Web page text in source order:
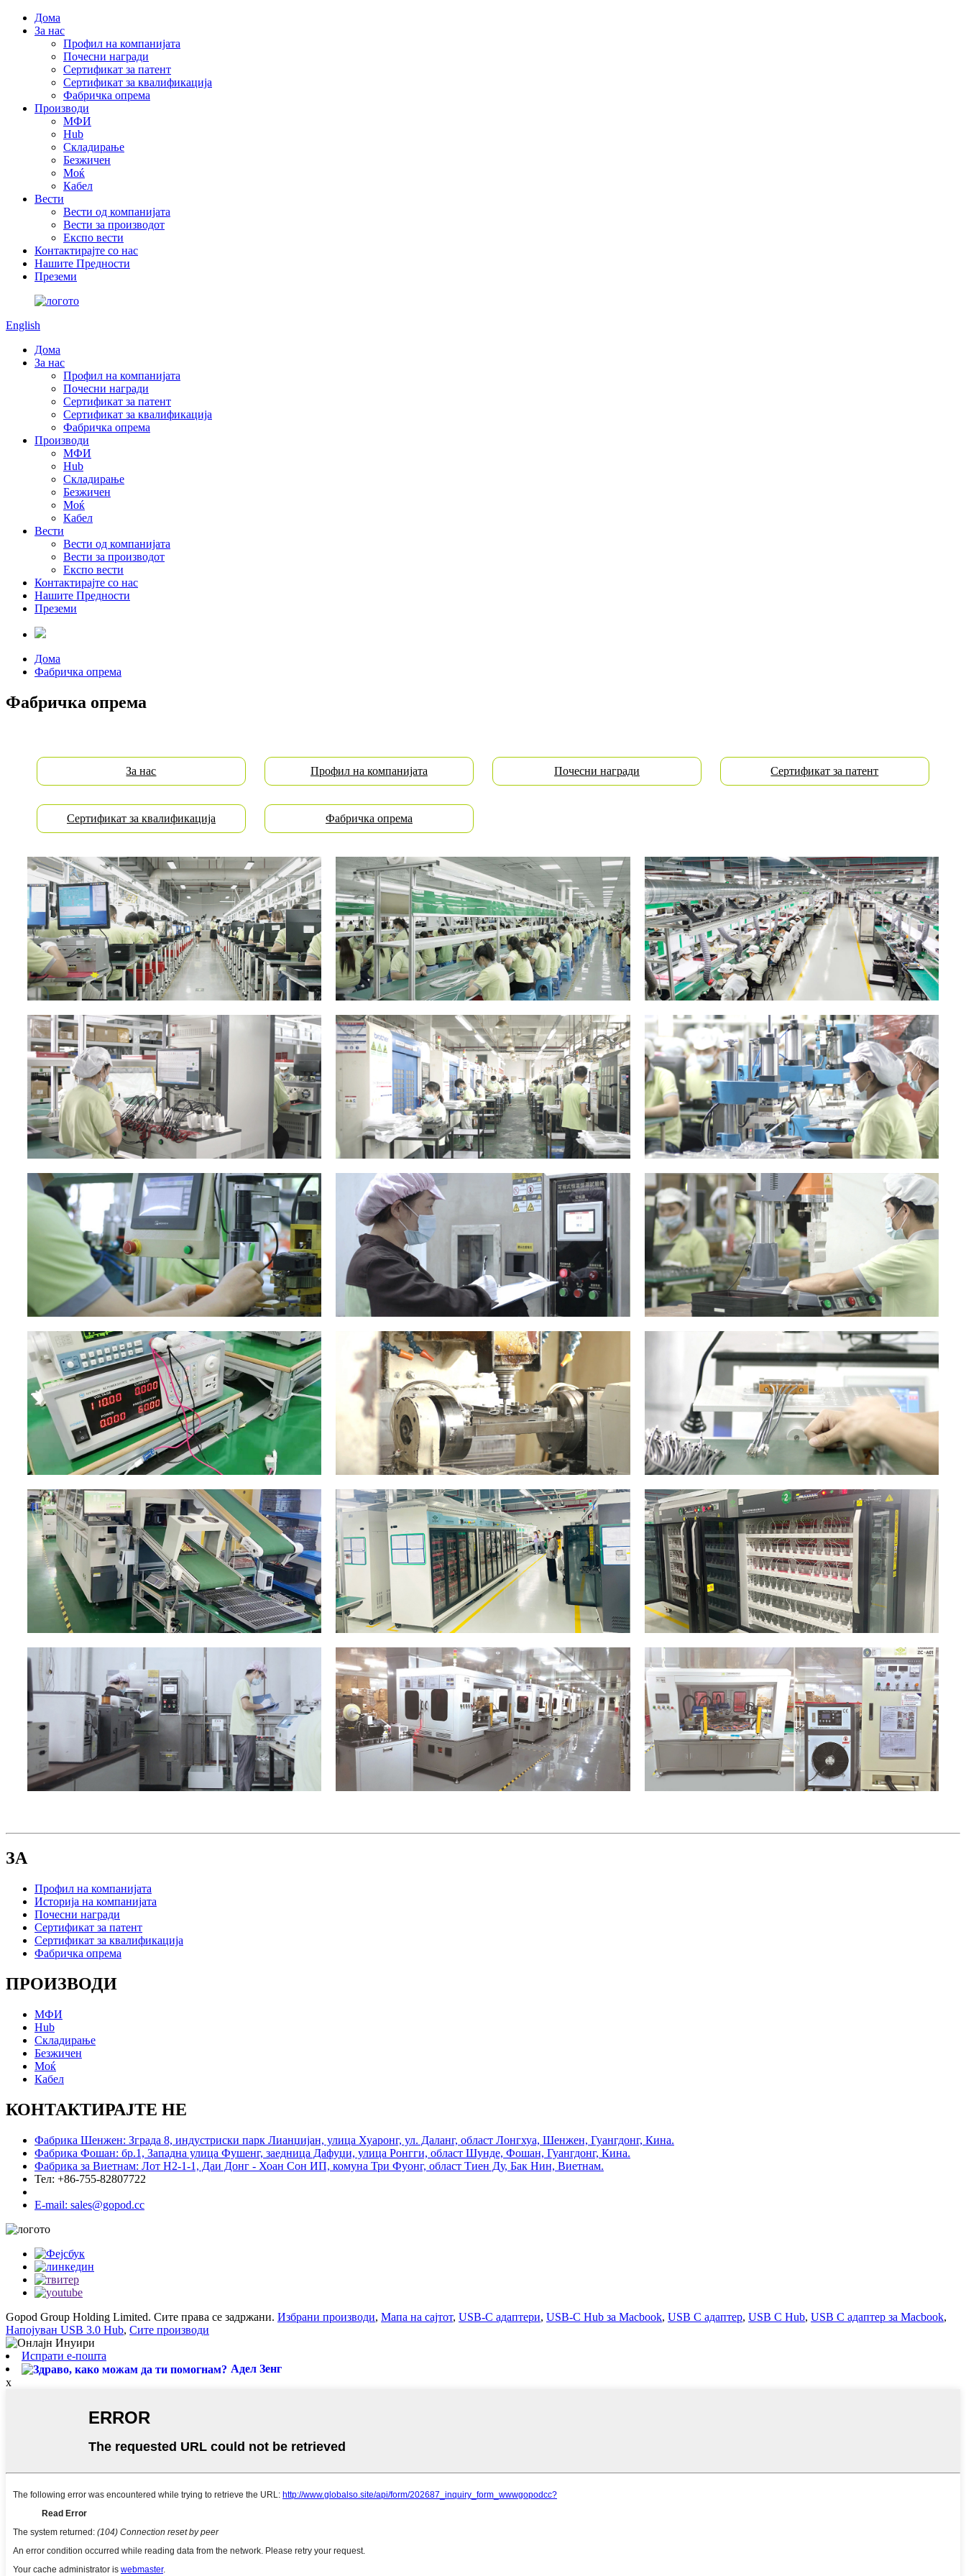
Дома
За нас
Профил на компанијата
Почесни награди
Сертификат за патент
Сертификат за квалификација
Фабричка опрема
Производи
МФИ
Hub
Складирање
Безжичен
Моќ
Кабел
Вести
Вести од компанијата
Вести за производот
Експо вести
Контактирајте со нас
Нашите Предности
Преземи
English
Дома
За нас
Профил на компанијата
Почесни награди
Сертификат за патент
Сертификат за квалификација
Фабричка опрема
Производи
МФИ
Hub
Складирање
Безжичен
Моќ
Кабел
Вести
Вести од компанијата
Вести за производот
Експо вести
Контактирајте со нас
Нашите Предности
Преземи
Дома
Фабричка опрема
Фабричка опрема
За нас Профил на компанијата Почесни награди Сертификат за патент
Сертификат за квалификација Фабричка опрема
ЗА
Профил на компанијата
Историја на компанијата
Почесни награди
Сертификат за патент
Сертификат за квалификација
Фабричка опрема
ПРОИЗВОДИ
МФИ
Hub
Складирање
Безжичен
Моќ
Кабел
КОНТАКТИРАЈТЕ НЕ
Фабрика Шенжен: Зграда 8, индустриски парк Лианџијан, улица Хуаронг, ул. Даланг, област Лонгхуа, Шенжен, Гуангдонг, Кина.
Фабрика Фошан: бр.1, Западна улица Фушенг, заедница Дафуџи, улица Ронгги, област Шунде, Фошан, Гуангдонг, Кина.
Фабрика за Виетнам: Лот H2-1-1, Даи Донг - Хоан Сон ИП, комуна Три Фуонг, област Тиен Ду, Бак Нин, Виетнам.
Тел: +86-755-82807722
E-mail: sales@gopod.cc
Gopod Group Holding Limited. Сите права се задржани. Избрани производи, Мапа на сајтот, USB-C адаптери, USB-C Hub за Macbook, USB C адаптер, USB C Hub, USB C адаптер за Macbook,
Напојуван USB 3.0 Hub, Сите производи
Испрати е-пошта
Адел Зенг
x